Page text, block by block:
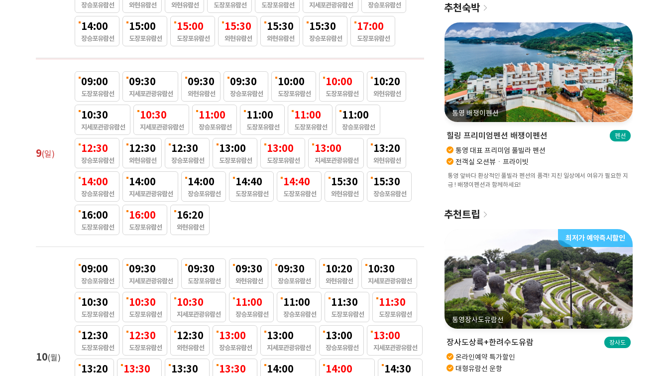
장승포유람선 와현유람선 와현유람선 도장포유람선 도장포유람선 지세포관광유람선 장승포유람선
14:00
장승포유람선
15:00
도장포유람선
15:00
도장포유람선
15:30
와현유람선
15:30
와현유람선
15:30
장승포유람선
17:00
도장포유람선
9(일)
09:00
도장포유람선
09:30
지세포관광유람선
09:30
와현유람선
09:30
장승포유람선
10:00
도장포유람선
10:00
도장포유람선
10:20
와현유람선
10:30
지세포관광유람선
10:30
지세포관광유람선
11:00
장승포유람선
11:00
도장포유람선
11:00
도장포유람선
11:00
장승포유람선
12:30
장승포유람선
12:30
와현유람선
12:30
장승포유람선
13:00
도장포유람선
13:00
도장포유람선
13:00
지세포관광유람선
13:20
와현유람선
14:00
장승포유람선
14:00
지세포관광유람선
14:00
장승포유람선
14:40
도장포유람선
14:40
도장포유람선
15:30
와현유람선
15:30
장승포유람선
16:00
도장포유람선
16:00
도장포유람선
16:20
와현유람선
10(월)
09:00
장승포유람선
09:30
지세포관광유람선
09:30
도장포유람선
09:30
와현유람선
09:30
장승포유람선
10:20
와현유람선
10:30
지세포관광유람선
10:30
도장포유람선
10:30
도장포유람선
10:30
지세포관광유람선
11:00
장승포유람선
11:00
장승포유람선
11:30
도장포유람선
11:30
도장포유람선
12:30
도장포유람선
12:30
도장포유람선
12:30
와현유람선
13:00
장승포유람선
13:00
지세포관광유람선
13:00
장승포유람선
13:00
지세포관광유람선
13:20 13:30 13:30 13:30 14:00 14:00 14:30
추천숙박
통영 배쟁이펜션
힐링 프리미엄펜션 배쟁이펜션 펜션
통영 대표 프리미엄 풀빌라 펜션
전객실 오션뷰ㆍ프라이빗
통영 앞바다 환상적인 풀빌라 펜션의 품격! 지친 일상에서 여유가 필요한 지
금 ! 배쟁이펜션과 함께하세요!
추천트립
최저가 예약즉시할인
충무공유람선
통영야경 불꽃 별빛투어
온라인예약 특가할인
최신 대형유람선 운항
통영장사도유람선
장사도상륙+한려수도유람
온라인예약 특가할인
대형유람선 운항
최저가 예약즉시할인
통영장사도유람선
한산도(제승당)상륙+한려수도투어 한산도
온라인예약 특가할인
대형유람선 운항